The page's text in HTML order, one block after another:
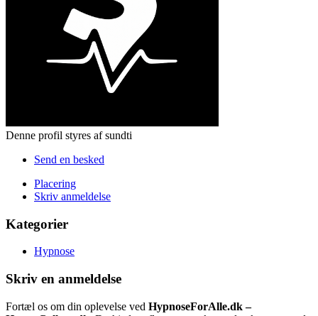
Denne profil styres af sundti
Send en besked
Placering
Skriv anmeldelse
Kategorier
Hypnose
Skriv en anmeldelse
Fortæl os om din oplevelse ved HypnoseForAlle.dk –